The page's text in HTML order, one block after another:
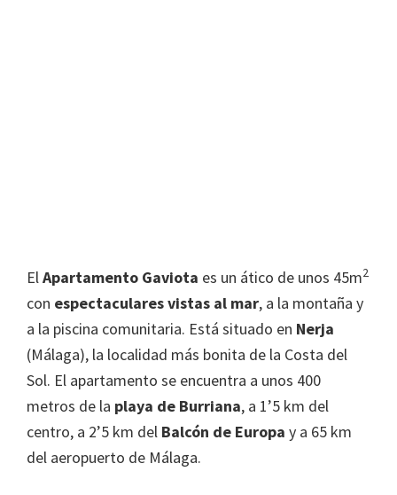
ElApartamento Gaviota es un ático de unos 45m2
con espectaculares vistas al mar, a la montaña y
a la piscina comunitaria. Está situado en Nerja
(Málaga), la localidad más bonita de la Costa del
Sol. El apartamento se encuentra a unos 400
metros de la playa de Burriana, a 1’5 km del
centro, a 2’5 km del Balcón de Europa y a 65 km
del aeropuerto de Málaga.